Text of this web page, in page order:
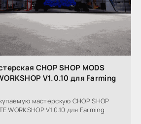
CHOP SHOP MODS
V1.0.10 для Farming
мастерскую CHOP SHOP
WORKSHOP V1.0.10 для Farming